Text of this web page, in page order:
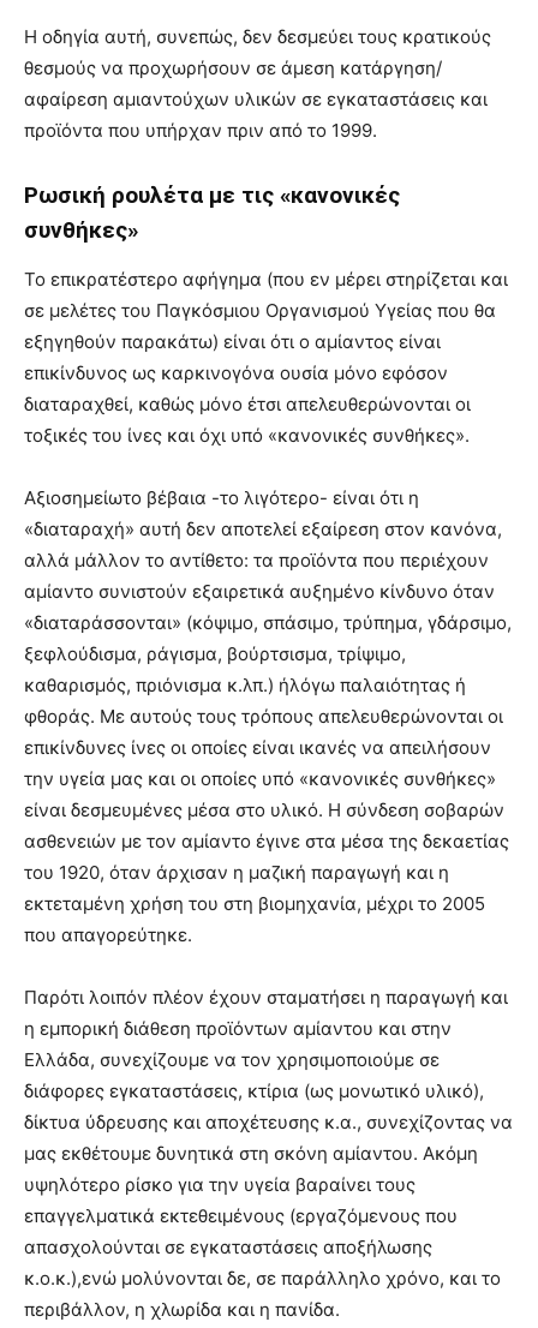
Η οδηγία αυτή, συνεπώς, δεν δεσμεύει τους κρατικούς
θεσμούς να προχωρήσουν σε άμεση κατάργηση/
αφαίρεση αµιαντούχων υλικών σε εγκαταστάσεις και
προϊόντα που υπήρχαν πριν από το 1999.
Ρωσική ρουλέτα με τις «κανονικές
συνθήκες»
Το επικρατέστερο αφήγημα (που εν μέρει στηρίζεται και
σε μελέτες του Παγκόσμιου Οργανισμού Υγείας που θα
εξηγηθούν παρακάτω) είναι ότι ο αμίαντος είναι
επικίνδυνος ως καρκινογόνα ουσία μόνο εφόσον
διαταραχθεί, καθώς μόνο έτσι απελευθερώνονται οι
τοξικές του ίνες και όχι υπό «κανονικές συνθήκες».
Αξιοσημείωτο βέβαια -το λιγότερο- είναι ότι η
«διαταραχή» αυτή δεν αποτελεί εξαίρεση στον κανόνα,
αλλά μάλλον το αντίθετο: τα προϊόντα που περιέχουν
αμίαντο συνιστούν εξαιρετικά αυξημένο κίνδυνο όταν
«διαταράσσονται» (κόψιμο, σπάσιμο, τρύπημα, γδάρσιμο,
ξεφλούδισμα, ράγισμα, βούρτσισμα, τρίψιμο,
καθαρισμός, πριόνισμα κ.λπ.) ήλόγω παλαιότητας ή
φθοράς. Με αυτούς τους τρόπους απελευθερώνονται οι
επικίνδυνες ίνες οι οποίες είναι ικανές να απειλήσουν
την υγεία μας και οι οποίες υπό «κανονικές συνθήκες»
είναι δεσμευμένες μέσα στο υλικό. Η σύνδεση σοβαρών
ασθενειών με τον αμίαντο έγινε στα μέσα της δεκαετίας
του 1920, όταν άρχισαν η μαζική παραγωγή και η
εκτεταμένη χρήση του στη βιομηχανία, μέχρι το 2005
που απαγορεύτηκε.
Παρότι λοιπόν πλέον έχουν σταματήσει η παραγωγή και
η εμπορική διάθεση προϊόντων αμίαντου και στην
Ελλάδα, συνεχίζουμε να τον χρησιμοποιούμε σε
διάφορες εγκαταστάσεις, κτίρια (ως μονωτικό υλικό),
δίκτυα ύδρευσης και αποχέτευσης κ.α., συνεχίζοντας να
μας εκθέτουμε δυνητικά στη σκόνη αμίαντου. Ακόμη
υψηλότερο ρίσκο για την υγεία βαραίνει τους
επαγγελματικά εκτεθειμένους (εργαζόμενους που
απασχολούνται σε εγκαταστάσεις αποξήλωσης
κ.ο.κ.),ενώ μολύνονται δε, σε παράλληλο χρόνο, και το
περιβάλλον, η χλωρίδα και η πανίδα.